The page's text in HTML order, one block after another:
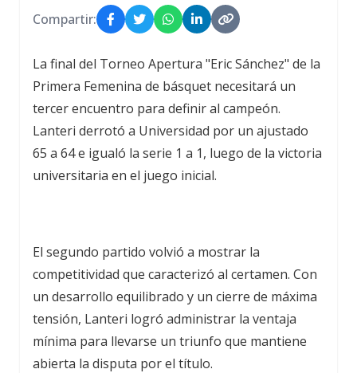
Compartir:
La final del Torneo Apertura "Eric Sánchez" de la
Primera Femenina de básquet necesitará un
tercer encuentro para definir al campeón.
Lanteri derrotó a Universidad por un ajustado
65 a 64 e igualó la serie 1 a 1, luego de la victoria
universitaria en el juego inicial.
El segundo partido volvió a mostrar la
competitividad que caracterizó al certamen. Con
un desarrollo equilibrado y un cierre de máxima
tensión, Lanteri logró administrar la ventaja
mínima para llevarse un triunfo que mantiene
abierta la disputa por el título.